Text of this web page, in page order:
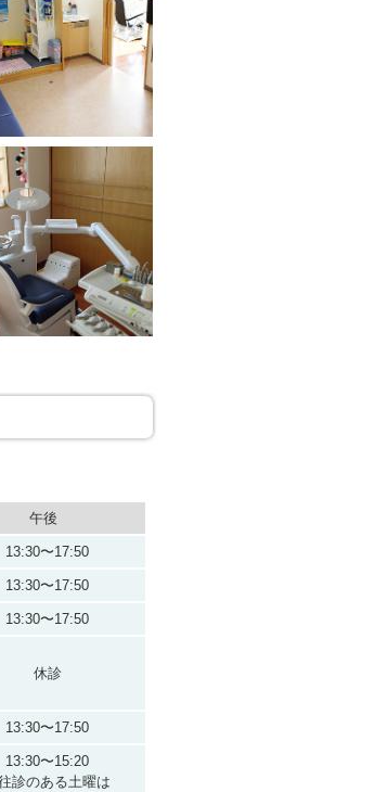
午後
13:30〜17:50
13:30〜17:50
13:30〜17:50
休診
13:30〜17:50
13:30〜15:20
往診のある土曜は